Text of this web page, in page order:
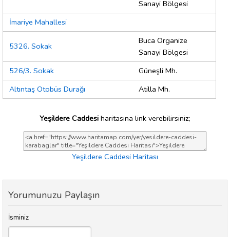
Sanayi Bölgesi
İmariye Mahallesi
5326. Sokak
Buca Organize
Sanayi Bölgesi
526/3. Sokak
Güneşli Mh.
Altıntaş Otobüs Durağı
Atilla Mh.
Yeşildere Caddesi haritasına link verebilirsiniz;
Yeşildere Caddesi Haritası
Yorumunuzu Paylaşın
İsminiz